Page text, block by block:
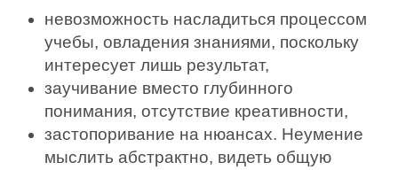
невозможность насладиться процессом
учебы, овладения знаниями, поскольку
интересует лишь результат,
заучивание вместо глубинного
понимания, отсутствие креативности,
застопоривание на нюансах. Неумение
мыслить абстрактно, видеть общую